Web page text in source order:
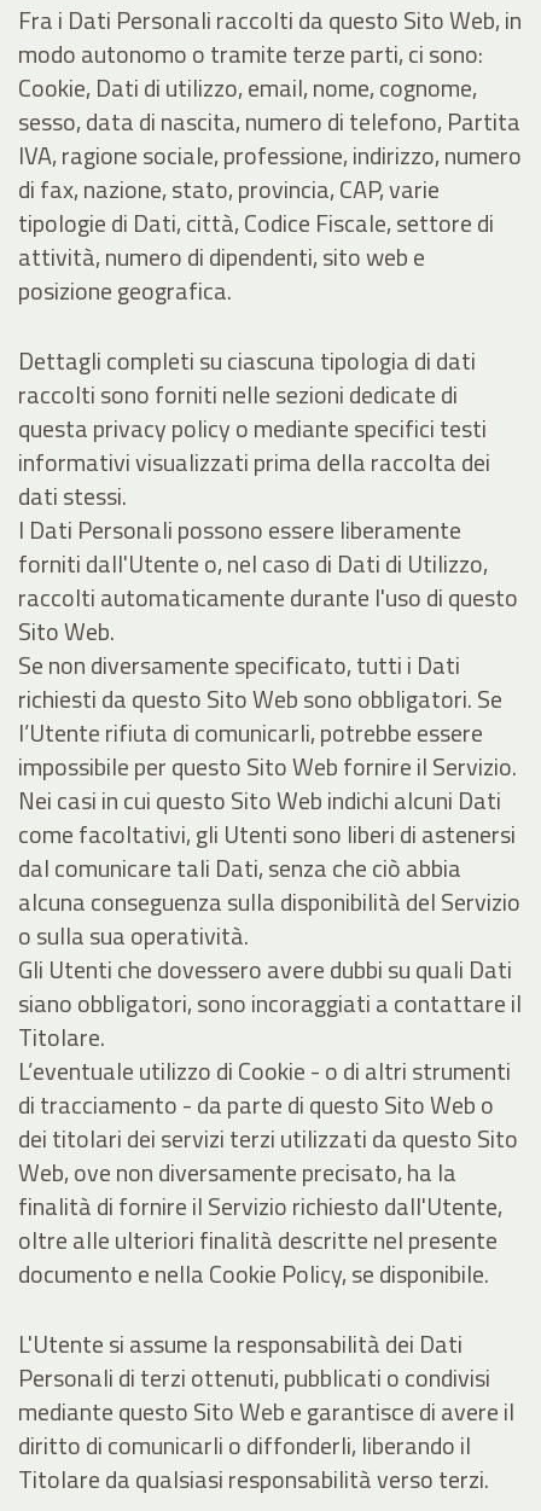
Fra i Dati Personali raccolti da questo Sito Web, in
modo autonomo o tramite terze parti, ci sono:
Cookie, Dati di utilizzo, email, nome, cognome,
sesso, data di nascita, numero di telefono, Partita
IVA, ragione sociale, professione, indirizzo, numero
di fax, nazione, stato, provincia, CAP, varie
tipologie di Dati, città, Codice Fiscale, settore di
attività, numero di dipendenti, sito web e
posizione geografica.
Dettagli completi su ciascuna tipologia di dati
raccolti sono forniti nelle sezioni dedicate di
questa privacy policy o mediante specifici testi
informativi visualizzati prima della raccolta dei
dati stessi.
I Dati Personali possono essere liberamente
forniti dall'Utente o, nel caso di Dati di Utilizzo,
raccolti automaticamente durante l'uso di questo
Sito Web.
Se non diversamente specificato, tutti i Dati
richiesti da questo Sito Web sono obbligatori. Se
l’Utente rifiuta di comunicarli, potrebbe essere
impossibile per questo Sito Web fornire il Servizio.
Nei casi in cui questo Sito Web indichi alcuni Dati
come facoltativi, gli Utenti sono liberi di astenersi
dal comunicare tali Dati, senza che ciò abbia
alcuna conseguenza sulla disponibilità del Servizio
o sulla sua operatività.
Gli Utenti che dovessero avere dubbi su quali Dati
siano obbligatori, sono incoraggiati a contattare il
Titolare.
L’eventuale utilizzo di Cookie - o di altri strumenti
di tracciamento - da parte di questo Sito Web o
dei titolari dei servizi terzi utilizzati da questo Sito
Web, ove non diversamente precisato, ha la
finalità di fornire il Servizio richiesto dall'Utente,
oltre alle ulteriori finalità descritte nel presente
documento e nella Cookie Policy, se disponibile.
L'Utente si assume la responsabilità dei Dati
Personali di terzi ottenuti, pubblicati o condivisi
mediante questo Sito Web e garantisce di avere il
diritto di comunicarli o diffonderli, liberando il
Titolare da qualsiasi responsabilità verso terzi.